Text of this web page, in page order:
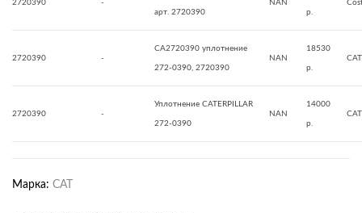
2720390 -
арт. 2720390
NAN
р.
2720390 -
CA2720390 уплотнение
272-0390, 2720390
NAN
18530
р.
2720390 -
Уплотнение CATERPILLAR
272-0390
NAN
14000
р.
Марка: CAT